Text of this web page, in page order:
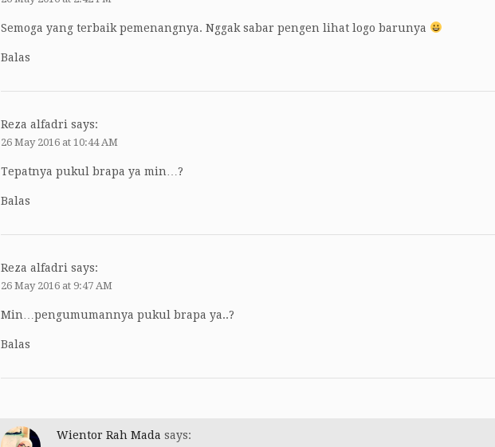
Semoga yang terbaik pemenangnya. Nggak sabar pengen lihat logo barunya
Balas
Reza alfadri says:
26 May 2016 at 10:44 AM
Tepatnya pukul brapa ya min…?
Balas
Reza alfadri says:
26 May 2016 at 9:47 AM
Min…pengumumannya pukul brapa ya..?
Balas
Wientor Rah Mada says: